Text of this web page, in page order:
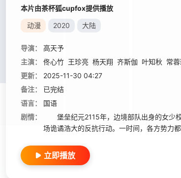
本片由茶杯狐cupfox提供播放
动漫 2020 大陆
导演：
高天予
主演：
佟心竹 王珍亮 杨天翔 齐斯伽 叶知秋 常
更新：
2025-11-30 04:27
备注：
已完结
语言：
国语
剧情：
堡垒纪元2115年，边境部队出身的女少校
场诡谲浩大的反抗行动。一时间，各方势力都
立即播放